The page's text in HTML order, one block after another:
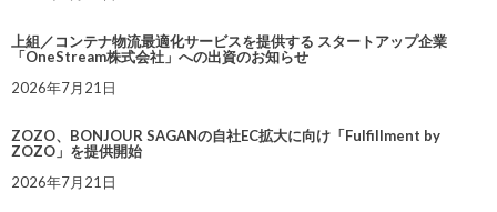
上組／コンテナ物流最適化サービスを提供する スタートアップ企業
「OneStream株式会社」への出資のお知らせ
2026年7月21日
ZOZO、BONJOUR SAGANの自社EC拡大に向け「Fulfillment by
ZOZO」を提供開始
2026年7月21日